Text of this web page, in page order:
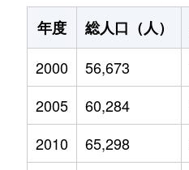
年度
総人口（人）
2000
56,673
2005
60,284
2010
65,298